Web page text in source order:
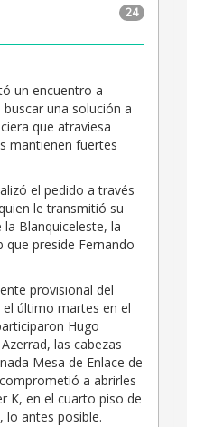
24
un encuentro a
una solución a
que atraviesa
mantienen fuertes
el pedido a través
le transmitió su
Blanquiceleste, la
que preside Fernando
provisional del
último martes en el
Hugo
las cabezas
Mesa de Enlace de
a abrirles
K, en el cuarto piso de
lo antes posible.